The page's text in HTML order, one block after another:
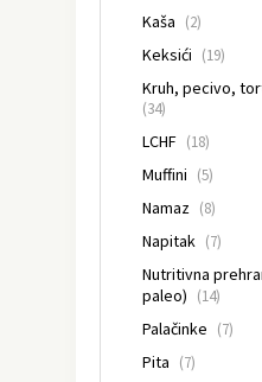
Kaša (2)
Keksići (19)
Kruh, pecivo,
(34)
LCHF (18)
Muffini (5)
Namaz (8)
Napitak (7)
Nutritivna
paleo) (14)
Palačinke (7)
Pita (7)